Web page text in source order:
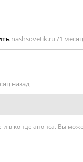
nashsovetik.ru /1
назад
и в конце анонса. Вы